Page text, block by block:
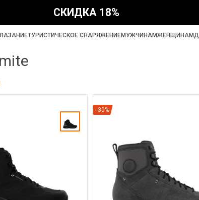
СКИДКА 18%
ТУРИСТИЧЕСКОЕ СНАРЯЖЕНИЕМУЖЧИНАМЖЕНЩИНАМ
-30%